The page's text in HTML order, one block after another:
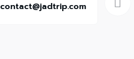
contact@jadtrip.com